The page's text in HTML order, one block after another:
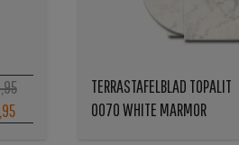
TERRASTAFELBLAD TOPALIT
0070 WHITE MARMOR